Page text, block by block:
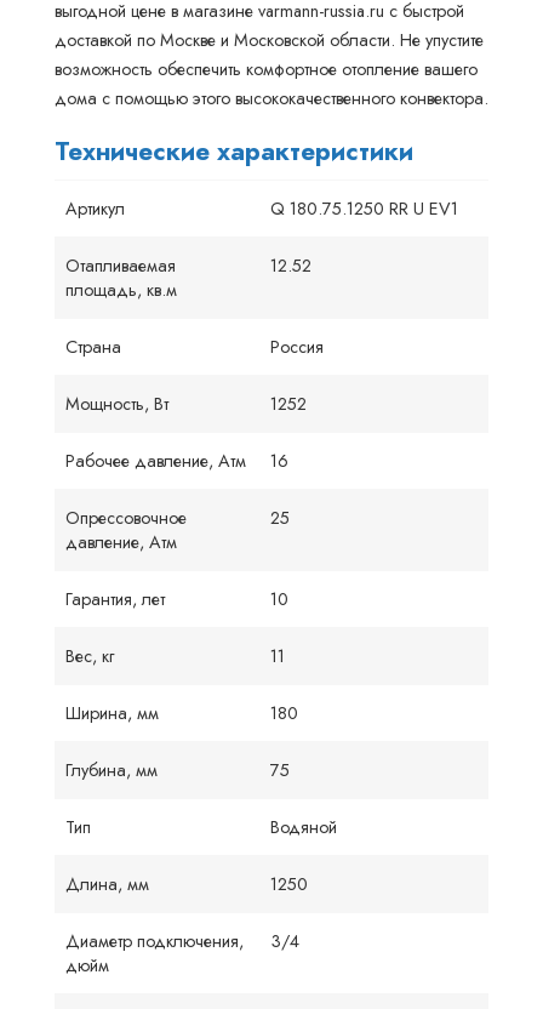
выгодной цене в магазине varmann-russia.ru с быстрой
доставкой по Москве и Московской области. Не упустите
возможность обеспечить комфортное отопление вашего
дома с помощью этого высококачественного конвектора.
Технические характеристики
Артикул Q 180.75.1250 RR U EV1
Отапливаемая
площадь, кв.м
12.52
Страна Россия
Мощность, Вт 1252
Рабочее давление, Атм 16
Опрессовочное
давление, Атм
25
Гарантия, лет 10
Вес, кг 11
Ширина, мм 180
Глубина, мм 75
Тип Водяной
Длина, мм 1250
Диаметр подключения,
дюйм
3/4